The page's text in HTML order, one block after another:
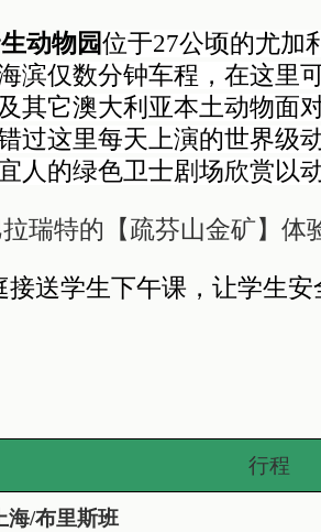
动物园位于27公顷的尤加
滨仅数分钟车程，在这里
其它澳大利亚本土动物面
过这里每天上演的世界级
人的绿色卫士剧场欣赏以
瑞特的【疏芬山金矿】 体
送学生下午课，让学生安
行程
上海/布里斯班